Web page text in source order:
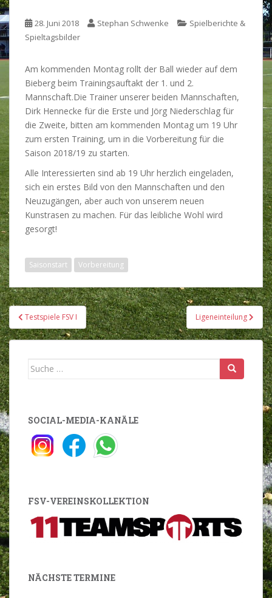
28. Juni 2018 Stephan Schwenke
Spielberichte &
Spieltagsbilder
Am kommenden Montag rollt der Ball wieder auf dem
Bieberg beim Trainingsauftakt der 1. und 2.
Mannschaft.Die Trainer unserer beiden Mannschaften,
Dirk Hennecke für die Erste und Jörg Niederschlag für
die Zweite, bitten am kommenden Montag um 19 Uhr
zum ersten Training, um in die Vorbereitung für die
Saison 2018/19 zu starten.
Alle Interessierten sind ab 19 Uhr herzlich eingeladen,
sich ein erstes Bild von den Mannschaften und den
Neuzugängen, aber auch von unserem neuen
Kunstrasen zu machen. Für das leibliche Wohl wird
gesorgt!
Saisonstart Vorbereitung
Beitragsnavigation
Testspiele FSV I Ligeneinteilung
Suche
SOCIAL-MEDIA-KANÄLE
FSV-VEREINSKOLLEKTION
NÄCHSTE TERMINE